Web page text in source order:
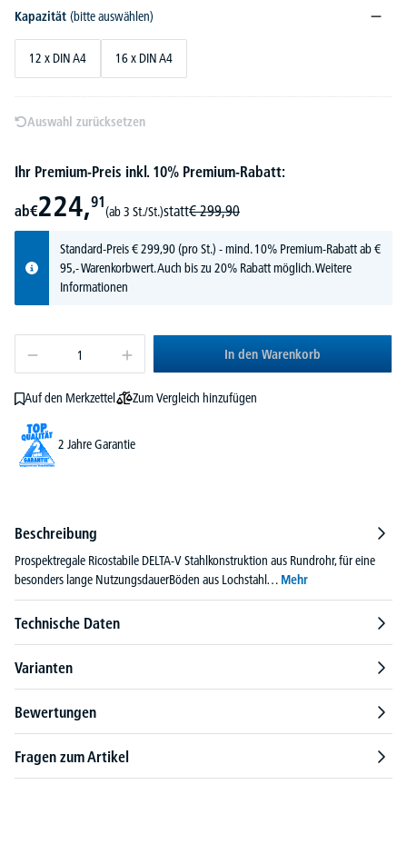
Kapazität (bitte auswählen)
12 x DIN A4 16 x DIN A4
Auswahl zurücksetzen
Ihr Premium-Preis inkl. 10% Premium-Rabatt:
ab€224,91
(ab 3 St./St.)statt€ 299,90
Standard-Preis€299,90(pro St.) - mind. 10% Premium-Rabatt ab €
95,- Warenkorbwert. Auch bis zu 20% Rabatt möglich.Weitere
Informationen
In den Warenkorb
Auf den Merkzettel Zum Vergleich hinzufügen
2 Jahre Garantie
Beschreibung
Prospektregale Ricostabile DELTA-V Stahlkonstruktion aus Rundrohr, für eine
besonders lange NutzungsdauerBöden aus Lochstahl… Mehr
Technische Daten
Varianten
Bewertungen
Fragen zum Artikel